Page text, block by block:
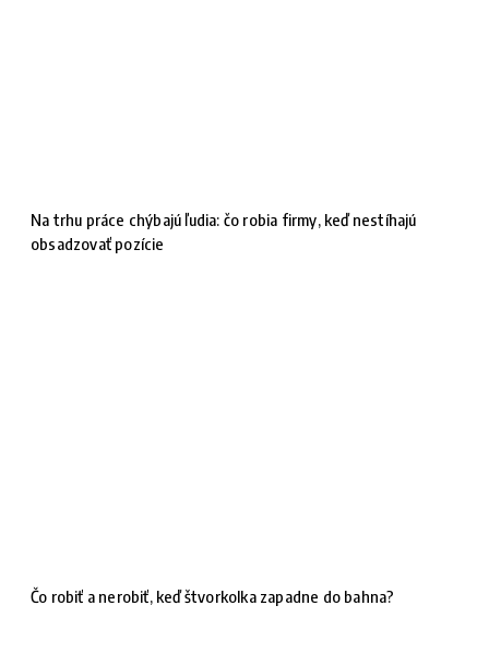
Na trhu práce chýbajú ľudia: čo robia firmy, keď nestíhajú
obsadzovať pozície
Čo robiť a nerobiť, keď štvorkolka zapadne do bahna?